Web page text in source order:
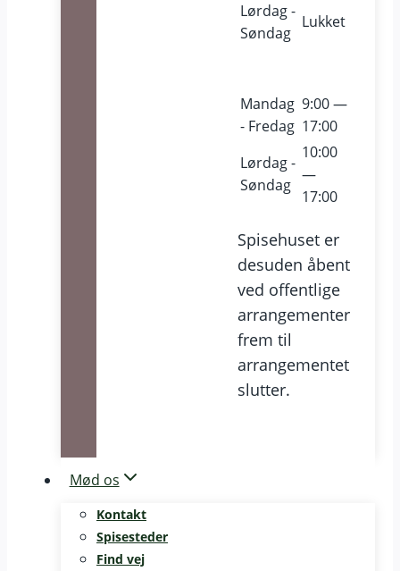
Lørdag -
Søndag
Lukket
Mandag
- Fredag
9:00 —
17:00
Lørdag -
Søndag
10:00
—
17:00
Spisehuset er
desuden åbent
ved offentlige
arrangementer
frem til
arrangementet
slutter.
Mød os
Kontakt
Spisesteder
Find vej